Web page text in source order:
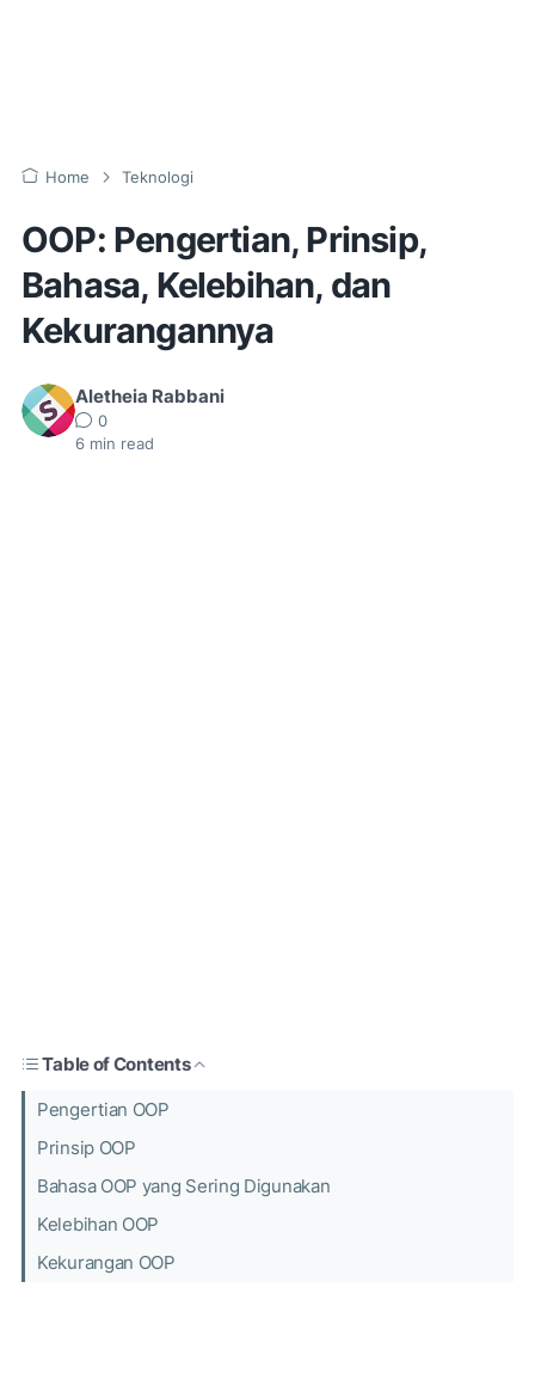
Home Teknologi
OOP: Pengertian, Prinsip,
Bahasa, Kelebihan, dan
Kekurangannya
Aletheia Rabbani
0
6 min read
Table of Contents
Pengertian OOP
Prinsip OOP
Bahasa OOP yang Sering Digunakan
Kelebihan OOP
Kekurangan OOP